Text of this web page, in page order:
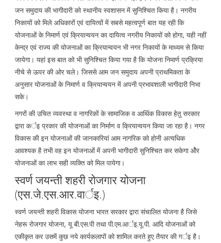
जन समुदाय की भागीदारी को स्थानीय स्वशासन में सुनिश्चित किया है। नगरीय
निकायों को मिले अधिकारों एवं दायित्वों में सबसे महत्वपूर्ण बात यह रही कि
योजनाओं के निमार्ण एवं क्रियान्वयन का दायित्व नगरीय निकायों को होगा, यही नहीं
केन्द्र एवं राज्य की योजनाओं का क्रियान्वयन भी नगर निकायों के माध्यम से किया
जायेगा। यहां इस बात को भी सुनिश्चित किया गया है कि योजना निमार्ण प्रक्रिया
नीचे से ऊपर की ओर चले। जिससे आम जन समुदाय अपनी प्राथमिकता के
अनुसार योजनाओं के निमार्ण व क्रियान्वयन में अपनी प्रभावशाली भागीदारी निभा
सके।
नगरों की उचित व्यवस्था व नागरिकों के सामाजिक व आर्थिक विकास हेतु सरकार
द्वारा कर्इ प्रकार की योजनाओं का निर्माण व क्रियान्वयन किया जा रहा है। नगर
विकास की इन योजनाओं की जानकारियां आम नागरिक को होनी अत्यधिक
आवश्यक है तभी वह इन योजनाओं में अपनी भागीदारी सुनिश्चित कर सकेगा ओैर
योजनाओं का लाभ सही व्यक्ति को मिल पायेगा।
स्वर्ण जयन्ती शहरी रोजगार योजना
(एस.जे.एस.आर.वार्इ.)
स्वर्ण जयन्ती शहरी विकास योजना भारत सरकार द्वारा संचालित योजना है जिसे
नेहरू रोजगार योजना, यू बी.एस.पी तथा पी.एम.आर्इ.यू.पी. आदि योजनाओं को
एकीकृत कर उसमें कुछ नये कार्यकलापों को शामिल करते हुए तैयार की गर्इ है।